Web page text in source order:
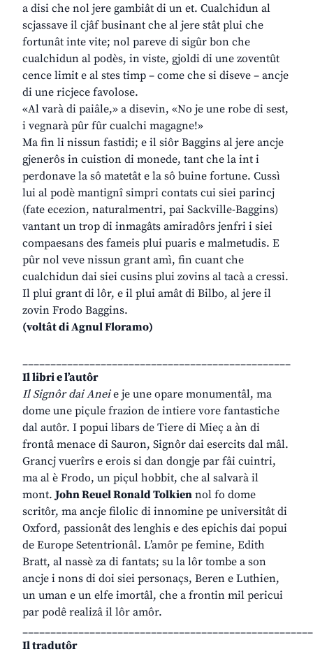
a disi che nol jere gambiât di un et. Cualchidun al
scjassave il cjâf businant che al jere stât plui che
fortunât inte vite; nol pareve di sigûr bon che
cualchidun al podès, in viste, gjoldi di une zoventût
cence limit e al stes timp – come che si diseve – ancje
di une ricjece favolose.
«Al varà di paiâle,» a disevin, «No je une robe di sest,
i vegnarà pûr fûr cualchi magagne!»
Ma fin li nissun fastidi; e il siôr Baggins al jere ancje
gjenerôs in cuistion di monede, tant che la int i
perdonave la sô matetât e la sô buine fortune. Cussì
lui al podè mantignî simpri contats cui siei parincj
(fate ecezion, naturalmentri, pai Sackville-Baggins)
vantant un trop di inmagâts amiradôrs jenfri i siei
compaesans des fameis plui puaris e malmetudis. E
pûr nol veve nissun grant amì, fin cuant che
cualchidun dai siei cusins plui zovins al tacà a cressi.
Il plui grant di lôr, e il plui amât di Bilbo, al jere il
zovin Frodo Baggins.
(voltât di Agnul Floramo)
________________________________________________
Il libri e l’autôr
Il Signôr dai Aneie je une opare monumentâl, ma
dome une piçule frazion de intiere vore fantastiche
dal autôr. I popui libars de Tiere di Mieç a àn di
frontâ menace di Sauron, Signôr dai esercits dal mâl.
Grancj vuerîrs e erois si dan dongje par fâi cuintri,
ma al è Frodo, un piçul hobbit, che al salvarà il
mont.John Reuel Ronald Tolkien nol fo dome
scritôr, ma ancje filolic di innomine pe universitât di
Oxford, passionât des lenghis e des epichis dai popui
de Europe Setentrionâl. L’amôr pe femine, Edith
Bratt, al nassè za di fantats; su la lôr tombe a son
ancje i nons di doi siei personaçs, Beren e Luthien,
un uman e un elfe imortâl, che a frontin mil pericui
par podê realizâ il lôr amôr.
Il tradutôr